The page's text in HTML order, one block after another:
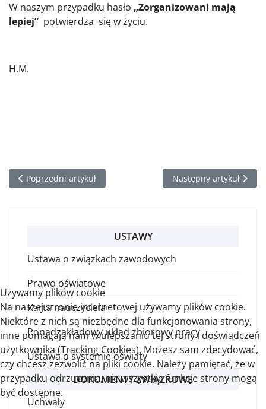
W naszym przypadku hasło „Zorganizowani mają
lepiej” potwierdza się w życiu.
H.M.
Poprzedni artykuł: Oddaliśmy hołd bohaterom
Poprzedni artykuł Następny artykuł: XVII
Następny artykuł
USTAWY
Ustawa o związkach zawodowych
Prawo oświatowe
Karta nauczyciela
Ponadzakładowy układ zbiorowy pracy
Ustawa o systemie oświaty
DOKUMENTY ZWIĄZKOWE
Uchwały
Używamy plików cookie
Na naszej stronie internetowej używamy plików cookie.
Niektóre z nich są niezbędne dla funkcjonowania strony,
inne pomagają nam w ulepszaniu tej strony i doświadczeń
użytkownika (Tracking Cookies). Możesz sam zdecydować,
czy chcesz zezwolić na pliki cookie. Należy pamiętać, że w
przypadku odrzucenia, nie wszystkie funkcje strony mogą
być dostępne.